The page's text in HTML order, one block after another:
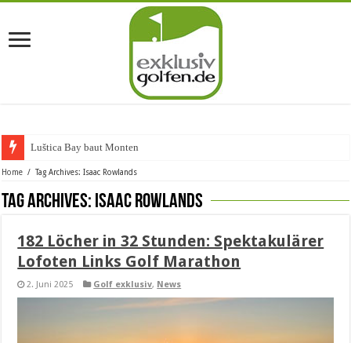
Luštica Bay baut Montenegros
Home / Tag Archives: Isaac Rowlands
Tag Archives: Isaac Rowlands
182 Löcher in 32 Stunden: Spektakulärer
Lofoten Links Golf Marathon
2. Juni 2025 Golf exklusiv, News